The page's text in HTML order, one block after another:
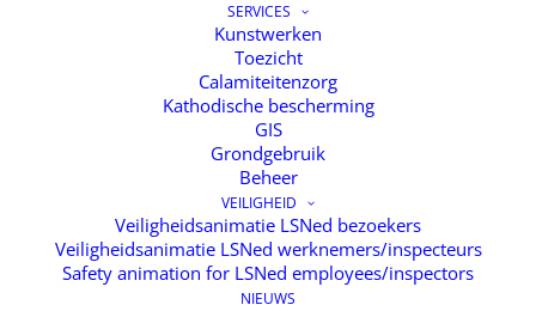
SERVICES
Kunstwerken
Toezicht
Calamiteitenzorg
Kathodische bescherming
GIS
Grondgebruik
Beheer
VEILIGHEID
Veiligheidsanimatie LSNed bezoekers
Veiligheidsanimatie LSNed werknemers/inspecteurs
Safety animation for LSNed employees/inspectors
NIEUWS